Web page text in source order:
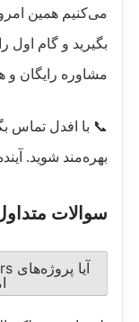
می‌کنیم همین
بگیرید و گام اول
مشاوره رایگان و
📞 با افدل تماس
بهره‌مند شوید.
سوالات متداول